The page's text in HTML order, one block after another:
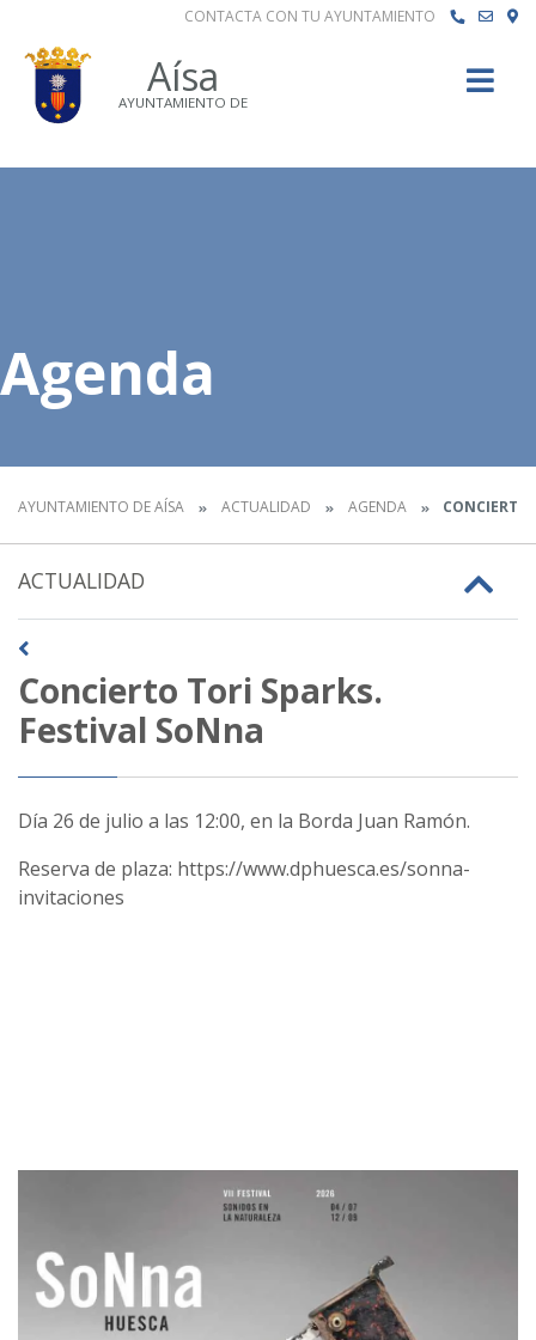
CONTACTA CON TU AYUNTAMIENTO
Aísa
AYUNTAMIENTO DE
Agenda
AYUNTAMIENTO DE AÍSA ACTUALIDAD AGENDA CONCIERTO
ACTUALIDAD
Concierto Tori Sparks.
Festival SoNna
Día 26 de julio a las 12:00, en la Borda Juan Ramón.
Reserva de plaza: https://www.dphuesca.es/sonna-
invitaciones